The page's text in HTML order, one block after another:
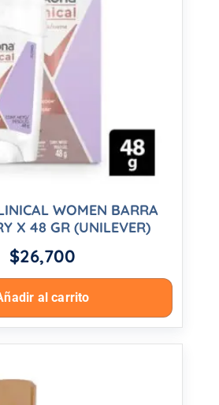
WOMEN BARRA
X 48 GR (UNILEVER)
$26,700
al carrito